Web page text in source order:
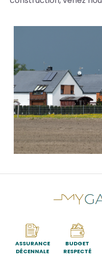
ASSURANCE
DÉCENNALE
BUDGET
RESPECTÉ